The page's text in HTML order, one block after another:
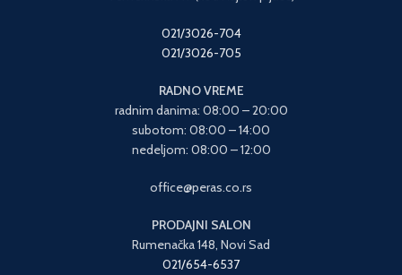
021/3026-704
021/3026-705
RADNO VREME
radnim danima: 08:00 – 20:00
subotom: 08:00 – 14:00
nedeljom: 08:00 – 12:00
office@peras.co.rs
PRODAJNI SALON
Rumenačka 148, Novi Sad
021/654-6537